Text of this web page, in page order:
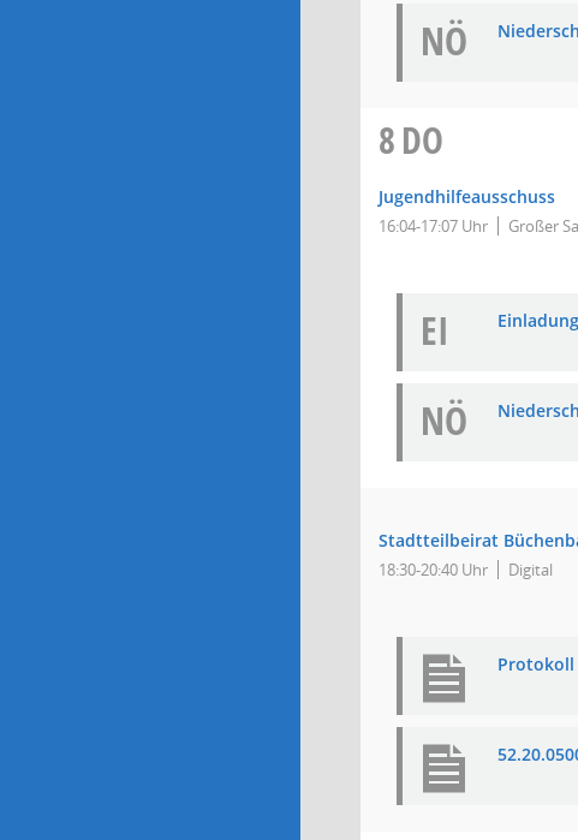
NÖ
8DO
Jugendhilfeausschuss
16:04-17:07 Uhr Großer
EI
NÖ
Stadtteilbeirat
18:30-20:40 Uhr Digital
Protokoll